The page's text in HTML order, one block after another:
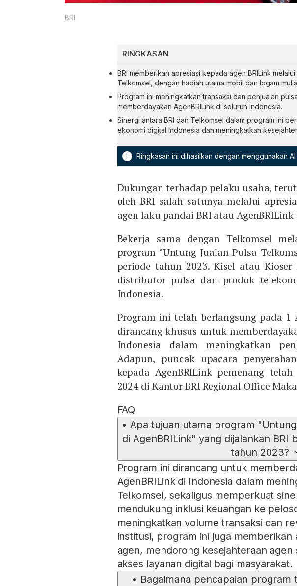
BRI
RINGKASAN
BRI memberikan apresiasi kepada agen BRILink
Telkomsel, dengan hadiah utama mobil dan logam
Program ini meningkatkan transaksi dan penjualan
memberdayakan AgenBRILink di seluruh Indonesia.
Sinergi antara BRI dan Telkomsel dalam program ini
ekonomi digital Indonesia dan meningkatkan
! Ringkasan ini dihasilkan dengan menggunakan AI
Dukungan terhadap pelaku usaha,
oleh BRI salah satunya melalui
agen laku pandai BRI atau
Bekerja sama dengan Telkomsel
program "Untung Jualan Pulsa
periode tahun 2023. Kisel atau
distributor pulsa dan produk
Indonesia.
Program ini telah berlangsung pada 1
dirancang khusus untuk
Indonesia dalam meningkatkan
Adapun, puncak upacara
kepada AgenBRILink pemenang
2024 di Kantor BRI Regional Office
FAQ
• Apa tujuan utama program
di AgenBRILink" yang dijalankan BRI
tahun 2023?
Program ini dirancang untuk
AgenBRILink di Indonesia dalam
Telkomsel, sekaligus memperkuat
mendukung inklusi keuangan ke
meningkatkan volume transaksi dan
institusi, program ini juga memberikan
agen, mendorong kesejahteraan
akses layanan digital bagi masyarakat.
• Bagaimana pencapaian